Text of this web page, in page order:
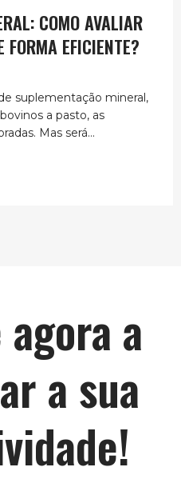
COMO AVALIAR
FORMA EFICIENTE?
suplementação mineral,
a pasto, as
Mas será...
a
a sua